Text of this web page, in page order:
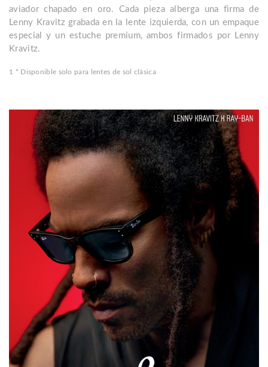
aviador chapado en oro. Cada pieza alberga una firma de
Lenny Kravitz grabada en la lente izquierda, con un empaque
especial y un estuche premium, ambos firmados por Lenny
Kravitz.
1 * Disponible solo para lentes de sol clásica